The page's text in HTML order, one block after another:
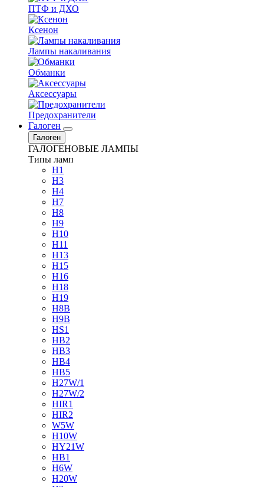
ПТФ и ДХО
Ксенон
Лампы накаливания
Обманки
Аксессуары
Предохранители
Галоген
Галоген
ГАЛОГЕНОВЫЕ ЛАМПЫ
Типы ламп
H1
H3
H4
H7
H8
H9
H10
H11
H13
H15
H16
H18
H19
H8B
H9B
HS1
HB2
HB3
HB4
HB5
H27W/1
H27W/2
HIR1
HIR2
W5W
H10W
HY21W
HB1
H6W
H20W